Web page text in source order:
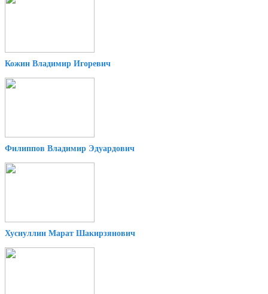
Кожин Владимир Игоревич
Филиппов Владимир Эдуардович
Хуснуллин Марат Шакирзянович